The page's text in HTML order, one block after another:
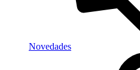
Novedades